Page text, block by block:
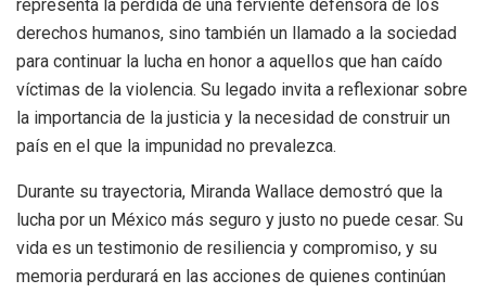
representa la pérdida de una ferviente defensora de los
derechos humanos, sino también un llamado a la sociedad
para continuar la lucha en honor a aquellos que han caído
víctimas de la violencia. Su legado invita a reflexionar sobre
la importancia de la justicia y la necesidad de construir un
país en el que la impunidad no prevalezca.
Durante su trayectoria, Miranda Wallace demostró que la
lucha por un México más seguro y justo no puede cesar. Su
vida es un testimonio de resiliencia y compromiso, y su
memoria perdurará en las acciones de quienes continúan